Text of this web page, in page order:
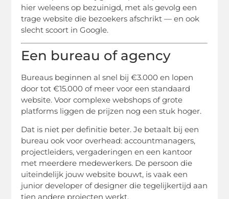
hier weleens op bezuinigd, met als gevolg een
trage website die bezoekers afschrikt — en ook
slecht scoort in Google.
Een bureau of agency
Bureaus beginnen al snel bij €3.000 en lopen
door tot €15.000 of meer voor een standaard
website. Voor complexe webshops of grote
platforms liggen de prijzen nog een stuk hoger.
Dat is niet per definitie beter. Je betaalt bij een
bureau ook voor overhead: accountmanagers,
projectleiders, vergaderingen en een kantoor
met meerdere medewerkers. De persoon die
uiteindelijk jouw website bouwt, is vaak een
junior developer of designer die tegelijkertijd aan
tien andere projecten werkt.